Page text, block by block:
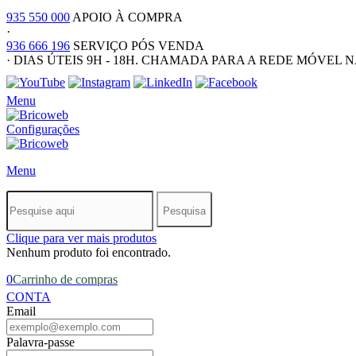
935 550 000 APOIO À COMPRA
·
936 666 196 SERVIÇO PÓS VENDA
· DIAS ÚTEIS 9H - 18H. CHAMADA PARA A REDE MÓVEL
Menu
Configurações
Menu
Pesquisa
Clique para ver mais produtos
Nenhum produto foi encontrado.
0Carrinho de compras
CONTA
Email
Palavra-passe